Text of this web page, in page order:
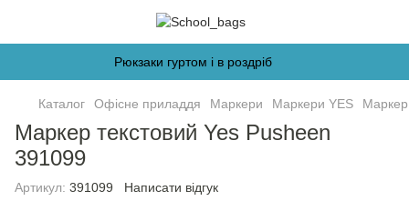
Рюкзаки гуртом і в роздріб
Каталог Офісне приладдя Маркери Маркери YES Маркер
Маркер текстовий Yes Pusheen
391099
Артикул: 391099 Написати відгук